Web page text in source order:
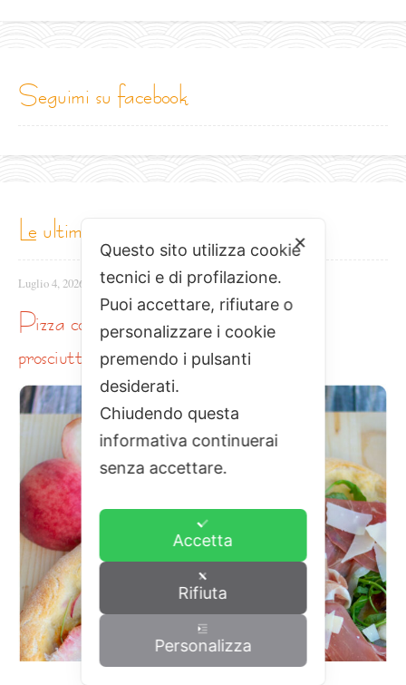
seguimi su facebook
le ultime ricette...
Luglio 4, 2026 Nessun commento
pizza con pesche, stracciatella, rucola e
prosciutto crudo
✕
Questo sito utilizza cookie
tecnici e di profilazione.
Puoi accettare, rifiutare o
personalizzare i cookie
premendo i pulsanti
desiderati.
Chiudendo questa
informativa continuerai
senza accettare.
Accetta
Rifiuta
Personalizza